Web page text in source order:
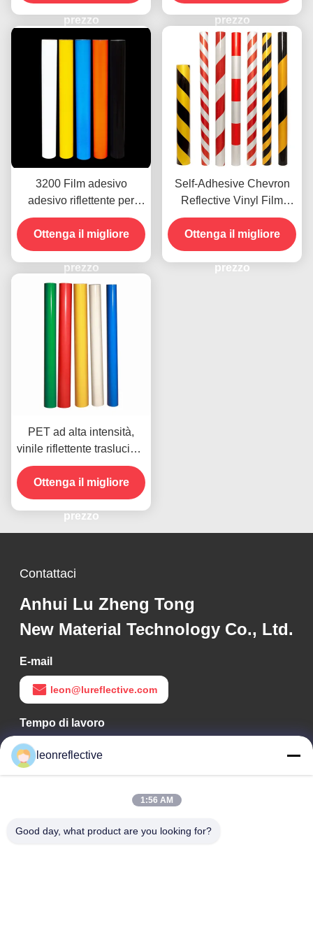
prezzo prezzo
3200 Film adesivo
adesivo riflettente per
fogli di vinile commerciale
acrilico su misura
Ottenga il migliore
prezzo
Self-Adhesive Chevron
Reflective Vinyl Film
Sheet Vinyl Roll Grade
pubblicitario
Ottenga il migliore
prezzo
PET ad alta intensità,
vinile riflettente traslucido,
fogli di vinile riflettente
Ottenga il migliore
prezzo
Contattaci
Anhui Lu Zheng Tong
New Material Technology Co., Ltd.
E-mail
leon@lureflective.com
Tempo di lavoro
9:00-18:00
Il nostro indirizzo
zona ad alta tecnologia, Hefei, Anhui, Cina
leonreflective
1:56 AM
Good day, what product are you looking for?